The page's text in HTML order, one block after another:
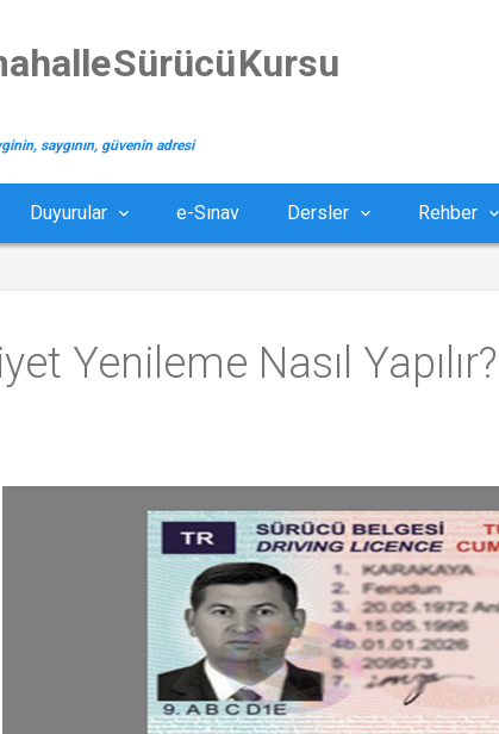
Sürücü Kursu
saygının, güvenin adresi
Duyurular e-Sınav Dersler Rehber
Yenileme Nasıl Yapılır?